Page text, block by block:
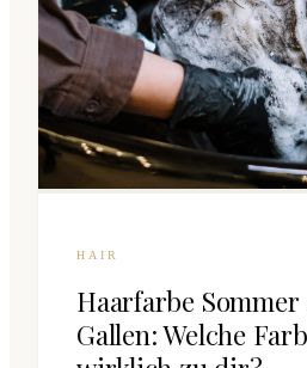
HAIR
Haarfarbe Sommer
Gallen: Welche